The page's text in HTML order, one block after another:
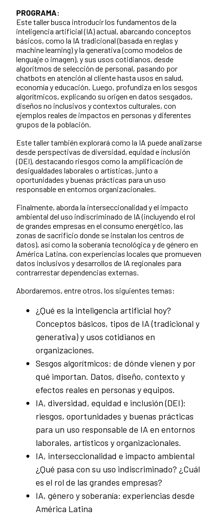
PROGRAMA:
Este taller busca introducir los fundamentos de la
inteligencia artificial (IA) actual, abarcando conceptos
básicos, como la IA tradicional (basada en reglas y
machine learning) y la generativa (como modelos de
lenguaje o imagen), y sus usos cotidianos, desde
algoritmos de selección de personal, pasando por
chatbots en atención al cliente hasta usos en salud,
economía y educación. Luego, profundiza en los sesgos
algorítmicos, explicando su origen en datos sesgados,
diseños no inclusivos y contextos culturales, con
ejemplos reales de impactos en personas y diferentes
grupos de la población.
Este taller también explorará como la IA puede analizarse
desde perspectivas de diversidad, equidad e inclusión
(DEI), destacando riesgos como la amplificación de
desigualdades laborales o artísticas, junto a
oportunidades y buenas prácticas para un uso
responsable en entornos organizacionales.
Finalmente, aborda la interseccionalidad y el impacto
ambiental del uso indiscriminado de IA (incluyendo el rol
de grandes empresas en el consumo energético, las
zonas de sacrificio donde se instalan los centros de
datos), así como la soberanía tecnológica y de género en
América Latina, con experiencias locales que promueven
datos inclusivos y desarrollos de IA regionales para
contrarrestar dependencias externas.
Abordaremos, entre otros, los siguientes temas:
¿Qué es la inteligencia artificial hoy?
Conceptos básicos, tipos de IA (tradicional y
generativa) y usos cotidianos en
organizaciones.
Sesgos algorítmicos: de dónde vienen y por
qué importan. Datos, diseño, contexto y
efectos reales en personas y equipos.
IA, diversidad, equidad e inclusión (DEI):
riesgos, oportunidades y buenas prácticas
para un uso responsable de IA en entornos
laborales, artísticos y organizacionales.
IA, interseccionalidad e impacto ambiental
¿Qué pasa con su uso indiscriminado? ¿Cuál
es el rol de las grandes empresas?
IA, género y soberanía: experiencias desde
América Latina